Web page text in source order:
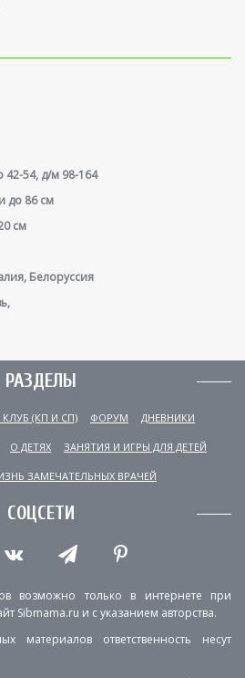
42-54, д/м 98-164
до 86 см
см
Белоруссия
РАЗДЕЛЫ
(КП И СП) ФОРУМ ДНЕВНИКИ
О ДЕТЯХ ЗАНЯТИЯ И ИГРЫ ДЛЯ ДЕТЕЙ
ЗАМЕЧАТЕЛЬНЫХ ВРАЧЕЙ
СОЦСЕТИ
возможно только в интернете при
Sibmama.ru и с указанием авторства.
материалов ответственность несут